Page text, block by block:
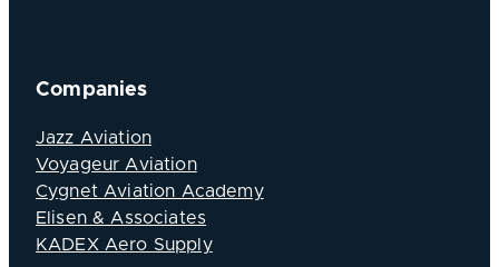
Companies
Jazz Aviation
Voyageur Aviation
Cygnet Aviation Academy
Elisen & Associates
KADEX Aero Supply